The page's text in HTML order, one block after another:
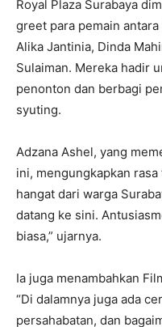
Royal Plaza Surabaya
greet para pemain
Alika Jantinia, Dinda
Sulaiman. Mereka hadir
penonton dan berbagi
syuting.
Adzana Ashel, yang
ini, mengungkapkan
hangat dari warga
datang ke sini.
biasa,” ujarnya.
Ia juga menambahkan
“Di dalamnya juga ada
persahabatan, dan